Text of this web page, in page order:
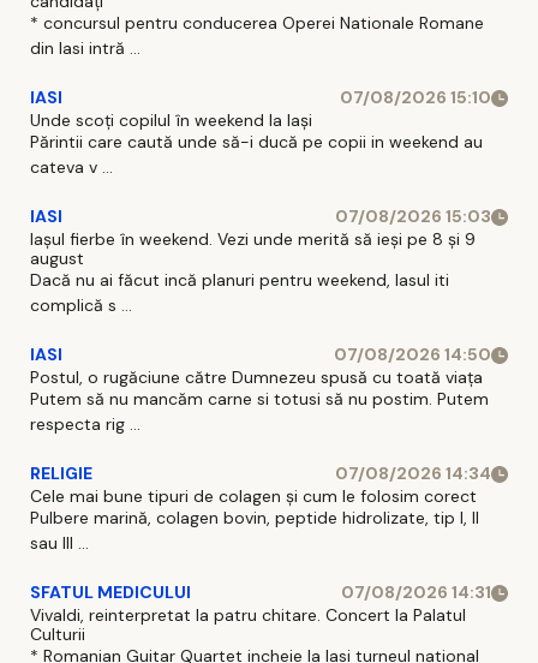
* concursul pentru conducerea Operei Nationale Romane
din Iasi intră ...
IASI
07/08/2026 15:10
Unde scoți copilul în weekend la Iași
Părintii care caută unde să-i ducă pe copii in weekend au
cateva v ...
IASI
07/08/2026 15:03
Iașul fierbe în weekend. Vezi unde merită să ieși pe 8 și 9
august
Dacă nu ai făcut incă planuri pentru weekend, Iasul iti
complică s ...
IASI
07/08/2026 14:50
Postul, o rugăciune către Dumnezeu spusă cu toată viața
Putem să nu mancăm carne si totusi să nu postim. Putem
respecta rig ...
RELIGIE
07/08/2026 14:34
Cele mai bune tipuri de colagen și cum le folosim corect
Pulbere marină, colagen bovin, peptide hidrolizate, tip I, II
sau III ...
SFATUL MEDICULUI
07/08/2026 14:31
Vivaldi, reinterpretat la patru chitare. Concert la Palatul
Culturii
* Romanian Guitar Quartet incheie la Iasi turneul national